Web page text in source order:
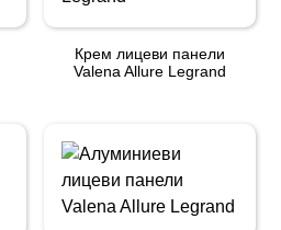
Крем лицеви панели
Valena Allure Legrand